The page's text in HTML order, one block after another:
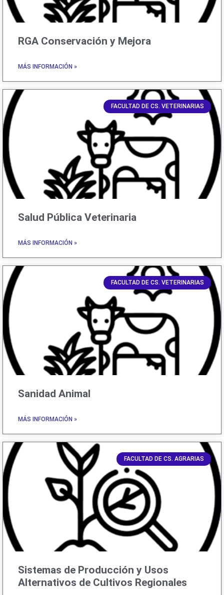
RGA Conservación y Mejora
MÁS INFORMACIÓN »
FACULTAD DE CS. VETERINARIAS
Salud Pública Veterinaria
MÁS INFORMACIÓN »
FACULTAD DE CS. VETERINARIAS
Sanidad Animal
MÁS INFORMACIÓN »
FACULTAD DE CS. AGRARIAS
Sistemas de Producción y Usos
Alternativos de Cultivos Regionales